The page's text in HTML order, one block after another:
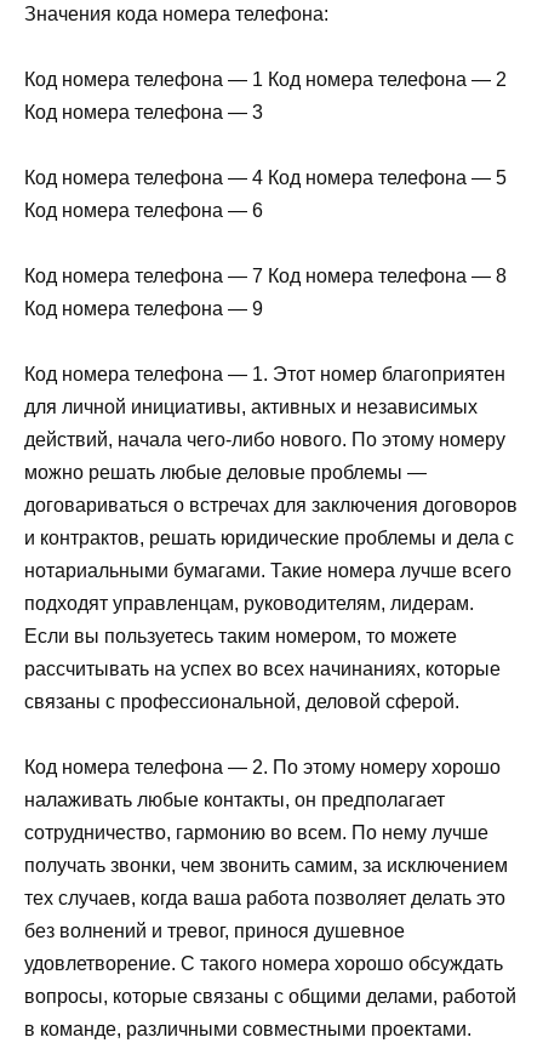
Значения кода номера телефона:
Код номера телефона — 1 Код номера телефона — 2
Код номера телефона — 3
Код номера телефона — 4 Код номера телефона — 5
Код номера телефона — 6
Код номера телефона — 7 Код номера телефона — 8
Код номера телефона — 9
Код номера телефона — 1. Этот номер благоприятен
для личной инициативы, активных и независимых
действий, начала чего-либо нового. По этому номеру
можно решать любые деловые проблемы —
договариваться о встречах для заключения договоров
и контрактов, решать юридические проблемы и дела с
нотариальными бумагами. Такие номера лучше всего
подходят управленцам, руководителям, лидерам.
Если вы пользуетесь таким номером, то можете
рассчитывать на успех во всех начинаниях, которые
связаны с профессиональной, деловой сферой.
Код номера телефона — 2. По этому номеру хорошо
налаживать любые контакты, он предполагает
сотрудничество, гармонию во всем. По нему лучше
получать звонки, чем звонить самим, за исключением
тех случаев, когда ваша работа позволяет делать это
без волнений и тревог, принося душевное
удовлетворение. С такого номера хорошо обсуждать
вопросы, которые связаны с общими делами, работой
в команде, различными совместными проектами.